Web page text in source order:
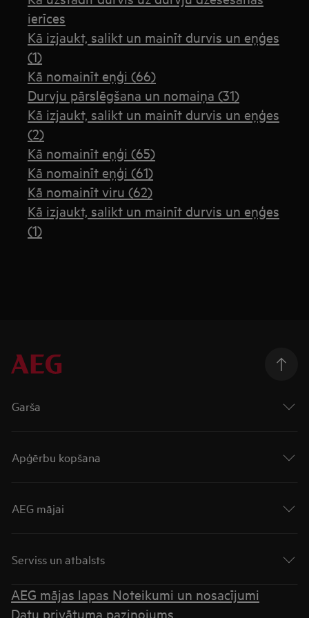
ierīces
Kā izjaukt, salikt un mainīt durvis un eņģes
(1)
Kā nomainīt eņģi (66)
Durvju pārslēgšana un nomaiņa (31)
Kā izjaukt, salikt un mainīt durvis un eņģes
(2)
Kā nomainīt eņģi (65)
Kā nomainīt eņģi (61)
Kā nomainīt viru (62)
Kā izjaukt, salikt un mainīt durvis un eņģes
(1)
Garša
Apģērbu kopšana
AEG mājai
Serviss un atbalsts
AEG mājas lapas Noteikumi un nosacījumi
Datu privātuma paziņojums